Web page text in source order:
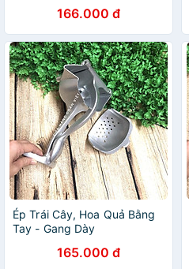
cầm tay nhỏ gọn tiện dụng
166.000 đ
Ép Trái Cây, Hoa Quả Bằng
Tay - Gang Dày
165.000 đ